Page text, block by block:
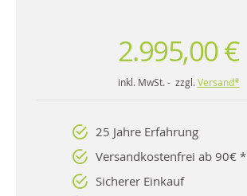
2.995,00 €
inkl. MwSt. - zzgl. Versand*
25 Jahre Erfahrung
Versandkostenfrei ab 90€ *
Sicherer Einkauf